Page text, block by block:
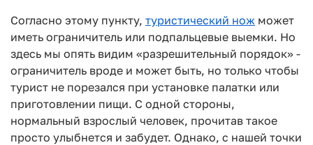
Согласно этому пункту, туристический нож может
иметь ограничитель или подпальцевые выемки. Но
здесь мы опять видим «разрешительный порядок» -
ограничитель вроде и может быть, но только чтобы
турист не порезался при установке палатки или
приготовлении пищи. С одной стороны,
нормальный взрослый человек, прочитав такое
просто улыбнется и забудет. Однако, с нашей точки